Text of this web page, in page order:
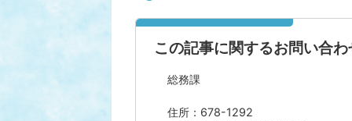
この記事に関するお問い合わ
総務課
住所：678-1292